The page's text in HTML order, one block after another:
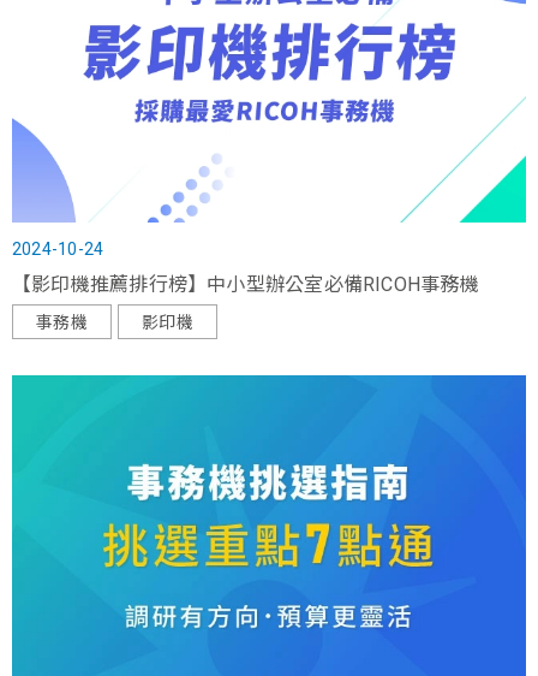
2024-10-24
【影印機推薦排行榜】中小型辦公室必備RICOH事務機
事務機 影印機